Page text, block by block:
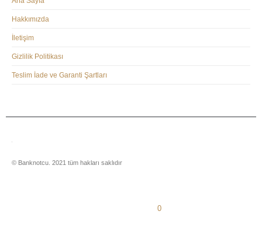
Hakkımızda
İletişim
Gizlilik Politikası
Teslim İade ve Garanti Şartları
© Banknotcu. 2021 tüm hakları saklıdır
0